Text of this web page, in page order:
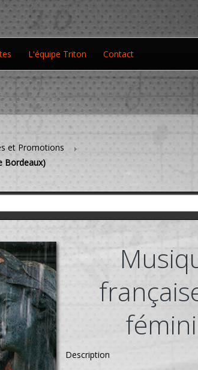
L'équipe Triton Contact
et Promotions
Bordeaux)
Description